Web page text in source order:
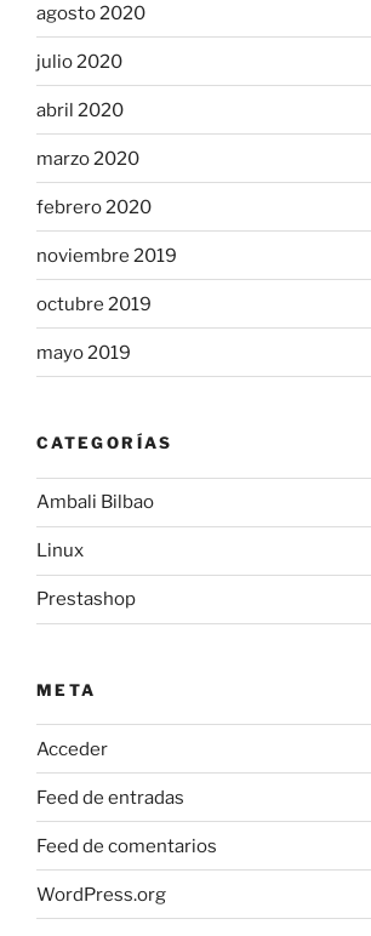
agosto 2020
julio 2020
abril 2020
marzo 2020
febrero 2020
noviembre 2019
octubre 2019
mayo 2019
CATEGORÍAS
Ambali Bilbao
Linux
Prestashop
META
Acceder
Feed de entradas
Feed de comentarios
WordPress.org